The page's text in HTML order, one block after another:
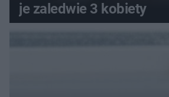
je zaledwie 3 kobiety